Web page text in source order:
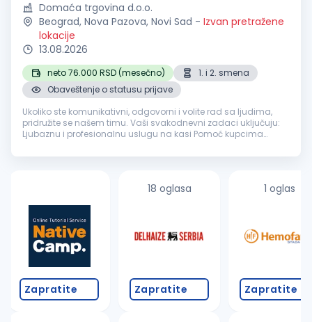
Domaća trgovina d.o.o.
Beograd, Nova Pazova, Novi Sad - Izvan pretražene
lokacije
13.08.2026
neto 76.000 RSD (mesečno)
1. i 2. smena
Obaveštenje o statusu prijave
Ukoliko ste komunikativni, odgovorni i volite rad sa ljudima,
pridružite se našem timu. Vaši svakodnevni zadaci uključuju:
Ljubaznu i profesionalnu uslugu na kasi Pomoć kupcima
rafovima Pos...
Zapratite
18 oglasa
Zapratite
1 oglas
Zapratite